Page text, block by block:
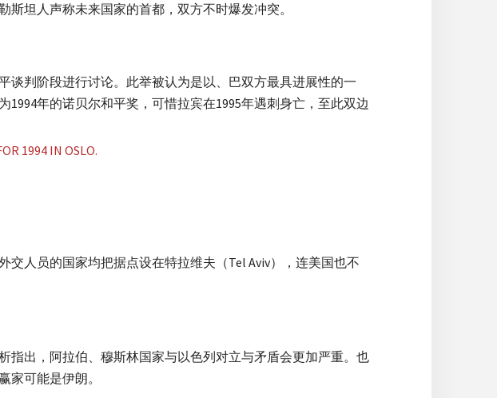
坦人声称未来国家的首都，双方不时爆发冲突。
谈判阶段进行讨论。此举被认为是以、巴双方最具进展性的一
年的诺贝尔和平奖，可惜拉宾在1995年遇刺身亡，至此双边
人员的国家均把据点设在特拉维夫（Tel Aviv），连美国也不
出，阿拉伯、穆斯林国家与以色列对立与矛盾会更加严重。也
可能是伊朗。